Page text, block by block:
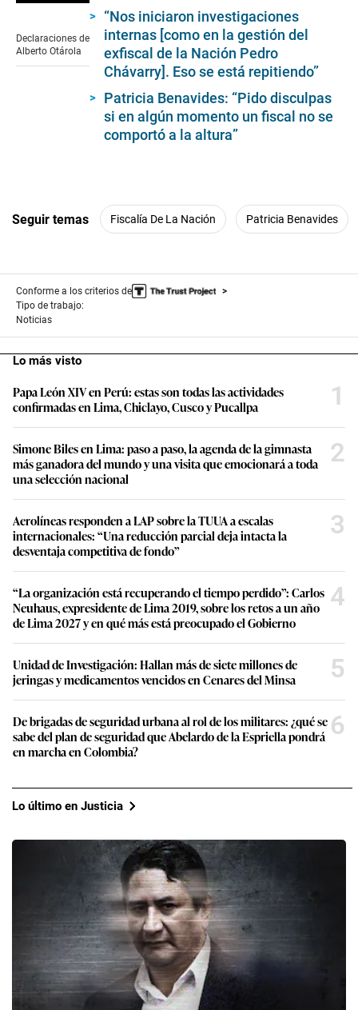
of
5
Declaraciones de
Alberto Otárola
“Nos iniciaron investigaciones
internas [como en la gestión del
exfiscal de la Nación Pedro
Chávarry]. Eso se está repitiendo”
Patricia Benavides: “Pido disculpas
si en algún momento un fiscal no se
comportó a la altura”
Seguir temas Fiscalía De La Nación Patricia Benavides
Conforme a los criterios de
Tipo de trabajo:
Noticias
Lo más visto
Papa León XIV en Perú: estas son todas las actividades
confirmadas en Lima, Chiclayo, Cusco y Pucallpa
1
Simone Biles en Lima: paso a paso, la agenda de la gimnasta
más ganadora del mundo y una visita que emocionará a toda
una selección nacional
2
Aerolíneas responden a LAP sobre la TUUA a escalas
internacionales: “Una reducción parcial deja intacta la
desventaja competitiva de fondo”
3
“La organización está recuperando el tiempo perdido”: Carlos
Neuhaus, expresidente de Lima 2019, sobre los retos a un año
de Lima 2027 y en qué más está preocupado el Gobierno
4
Unidad de Investigación: Hallan más de siete millones de
jeringas y medicamentos vencidos en Cenares del Minsa
5
De brigadas de seguridad urbana al rol de los militares: ¿qué se
sabe del plan de seguridad que Abelardo de la Espriella pondrá
en marcha en Colombia?
6
Lo último en Justicia